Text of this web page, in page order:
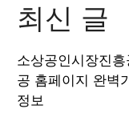
최신 글
소상공인시장진
공 홈페이지 완벽
정보